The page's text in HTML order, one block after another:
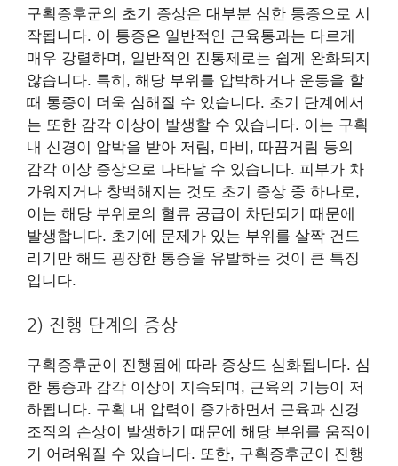
구획증후군의 초기 증상은 대부분 심한 통증으로 시
작됩니다. 이 통증은 일반적인 근육통과는 다르게
매우 강렬하며, 일반적인 진통제로는 쉽게 완화되지
않습니다. 특히, 해당 부위를 압박하거나 운동을 할
때 통증이 더욱 심해질 수 있습니다. 초기 단계에서
는 또한 감각 이상이 발생할 수 있습니다. 이는 구획
내 신경이 압박을 받아 저림, 마비, 따끔거림 등의
감각 이상 증상으로 나타날 수 있습니다. 피부가 차
가워지거나 창백해지는 것도 초기 증상 중 하나로,
이는 해당 부위로의 혈류 공급이 차단되기 때문에
발생합니다. 초기에 문제가 있는 부위를 살짝 건드
리기만 해도 굉장한 통증을 유발하는 것이 큰 특징
입니다.
2) 진행 단계의 증상
구획증후군이 진행됨에 따라 증상도 심화됩니다. 심
한 통증과 감각 이상이 지속되며, 근육의 기능이 저
하됩니다. 구획 내 압력이 증가하면서 근육과 신경
조직의 손상이 발생하기 때문에 해당 부위를 움직이
기 어려워질 수 있습니다. 또한, 구획증후군이 진행